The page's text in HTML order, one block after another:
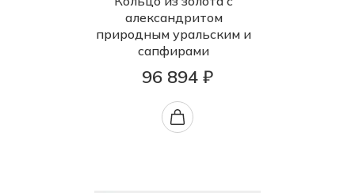
александритом
природным уральским и
сапфирами
96 894 ₽